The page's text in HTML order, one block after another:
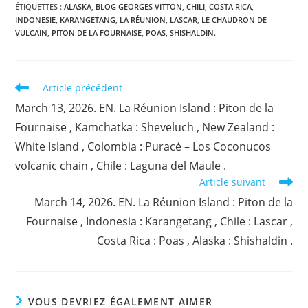
ÉTIQUETTES :ALASKA, BLOG GEORGES VITTON, CHILI, COSTA RICA,
INDONESIE, KARANGETANG, LA RÉUNION, LASCAR, LE CHAUDRON DE
VULCAIN, PITON DE LA FOURNAISE, POAS, SHISHALDIN.
Read
articles
Article précédent
March 13, 2026. EN. La Réunion Island : Piton de la
Fournaise , Kamchatka : Sheveluch , New Zealand :
White Island , Colombia : Puracé – Los Coconucos
volcanic chain , Chile : Laguna del Maule .
Article suivant
March 14, 2026. EN. La Réunion Island : Piton de la
Fournaise , Indonesia : Karangetang , Chile : Lascar ,
Costa Rica : Poas , Alaska : Shishaldin .
VOUS DEVRIEZ ÉGALEMENT AIMER